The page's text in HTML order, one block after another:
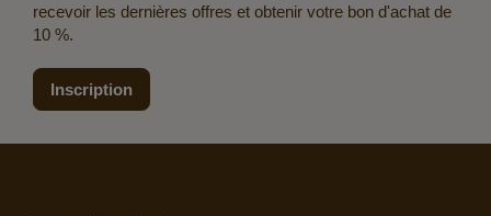
recevoir les dernières offres et obtenir votre bon d'achat de
10 %.
Inscription